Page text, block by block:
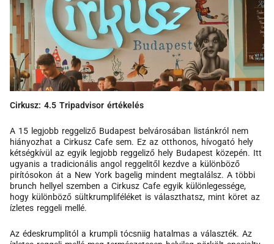
Cirkusz: 4.5 Tripadvisor értékelés
A 15 legjobb reggeliző Budapest belvárosában listánkról nem
hiányozhat a Cirkusz Cafe sem. Ez az otthonos, hívogató hely
kétségkívül az egyik legjobb reggeliző hely Budapest közepén. Itt
ugyanis a tradicionális angol reggelitől kezdve a különböző
pirítósokon át a New York bagelig mindent megtalálsz. A többi
brunch hellyel szemben a Cirkusz Cafe egyik különlegessége,
hogy különböző sültkrumpliféléket is választhatsz, mint köret az
ízletes reggeli mellé.
Az édeskrumplitól a krumpli tócsniig hatalmas a választék. Az